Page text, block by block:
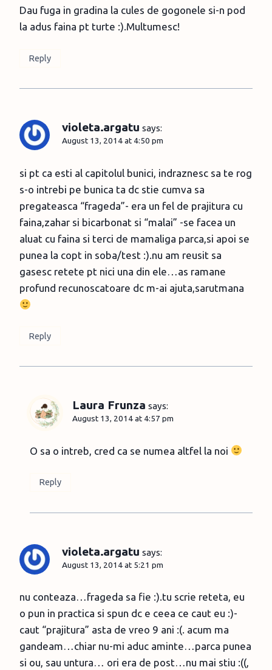
Dau fuga in gradina la cules de gogonele si-n pod
la adus faina pt turte :).Multumesc!
Reply
violeta.argatu says:
August 13, 2014 at 4:50 pm
si pt ca esti al capitolul bunici, indraznesc sa te rog
s-o intrebi pe bunica ta dc stie cumva sa
pregateasca “frageda”- era un fel de prajitura cu
faina,zahar si bicarbonat si “malai” -se facea un
aluat cu faina si terci de mamaliga parca,si apoi se
punea la copt in soba/test :).nu am reusit sa
gasesc retete pt nici una din ele…as ramane
profund recunoscatoare dc m-ai ajuta,sarutmana
Reply
Laura Frunza says:
August 13, 2014 at 4:57 pm
O sa o intreb, cred ca se numea altfel la noi
Reply
violeta.argatu says:
August 13, 2014 at 5:21 pm
nu conteaza…frageda sa fie :).tu scrie reteta, eu
o pun in practica si spun dc e ceea ce caut eu :)-
caut “prajitura” asta de vreo 9 ani :(. acum ma
gandeam…chiar nu-mi aduc aminte…parca punea
si ou, sau untura… ori era de post…nu mai stiu :((,